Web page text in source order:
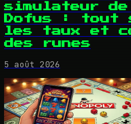
simulateur
Dofus : tout
les taux et
des runes
5 août 2026